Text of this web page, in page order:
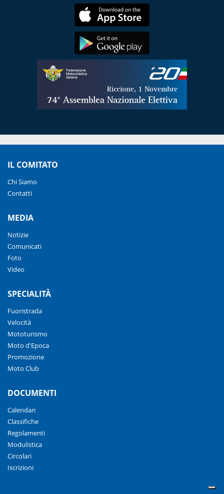
IL COMITATO
Chi Siamo
Contatti
MEDIA
Notizie
Comunicati
Foto
Video
SPECIALITÀ
Fuoristrada
Velocità
Mototurismo
Moto d'Epoca
Promozione
Moto Club
DOCUMENTI
Calendari
Classifiche
Regolamenti
Modulistica
Circolari
Iscrizioni